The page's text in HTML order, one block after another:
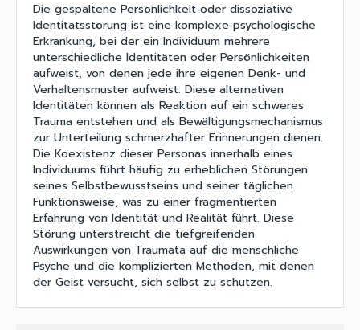
Die gespaltene Persönlichkeit oder dissoziative
Identitätsstörung ist eine komplexe psychologische
Erkrankung, bei der ein Individuum mehrere
unterschiedliche Identitäten oder Persönlichkeiten
aufweist, von denen jede ihre eigenen Denk- und
Verhaltensmuster aufweist. Diese alternativen
Identitäten können als Reaktion auf ein schweres
Trauma entstehen und als Bewältigungsmechanismus
zur Unterteilung schmerzhafter Erinnerungen dienen.
Die Koexistenz dieser Personas innerhalb eines
Individuums führt häufig zu erheblichen Störungen
seines Selbstbewusstseins und seiner täglichen
Funktionsweise, was zu einer fragmentierten
Erfahrung von Identität und Realität führt. Diese
Störung unterstreicht die tiefgreifenden
Auswirkungen von Traumata auf die menschliche
Psyche und die komplizierten Methoden, mit denen
der Geist versucht, sich selbst zu schützen.